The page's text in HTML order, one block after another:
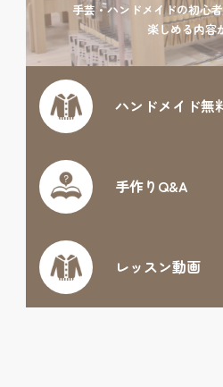
手芸・ハンドメイドの初心
楽しめる内容
ハンドメイド無
手作りQ&A
レッスン動画